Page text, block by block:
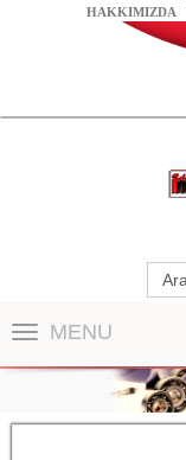
HAKKIMIZDA
MENU